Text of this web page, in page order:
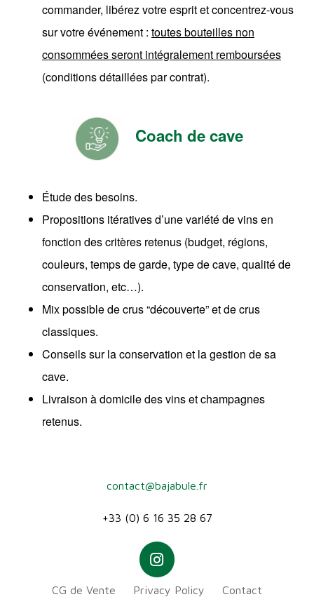
commander, libérez votre esprit et concentrez-vous
sur votre événement : toutes bouteilles non
consommées seront intégralement remboursées
(conditions détaillées par contrat).
Coach de cave
Étude des besoins.
Propositions itératives d’une variété de vins en
fonction des critères retenus (budget, régions,
couleurs, temps de garde, type de cave, qualité de
conservation, etc…).
Mix possible de crus “découverte” et de crus
classiques.
Conseils sur la conservation et la gestion de sa
cave.
Livraison à domicile des vins et champagnes
retenus.
contact@bajabule.fr
+33 (0) 6 16 35 28 67
CG de Vente Privacy Policy Contact